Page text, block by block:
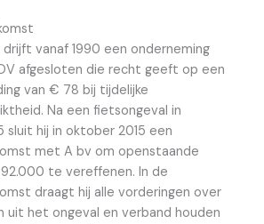
vanaf 1990 een onderneming
afgesloten die recht geeft op een
van € 78 bij tijdelijke
Na een fietsongeval in
sluit hij in oktober 2015 een
met A bv om openstaande
te vereffenen. In de
draagt hij alle vorderingen over
uit het ongeval en verband houden